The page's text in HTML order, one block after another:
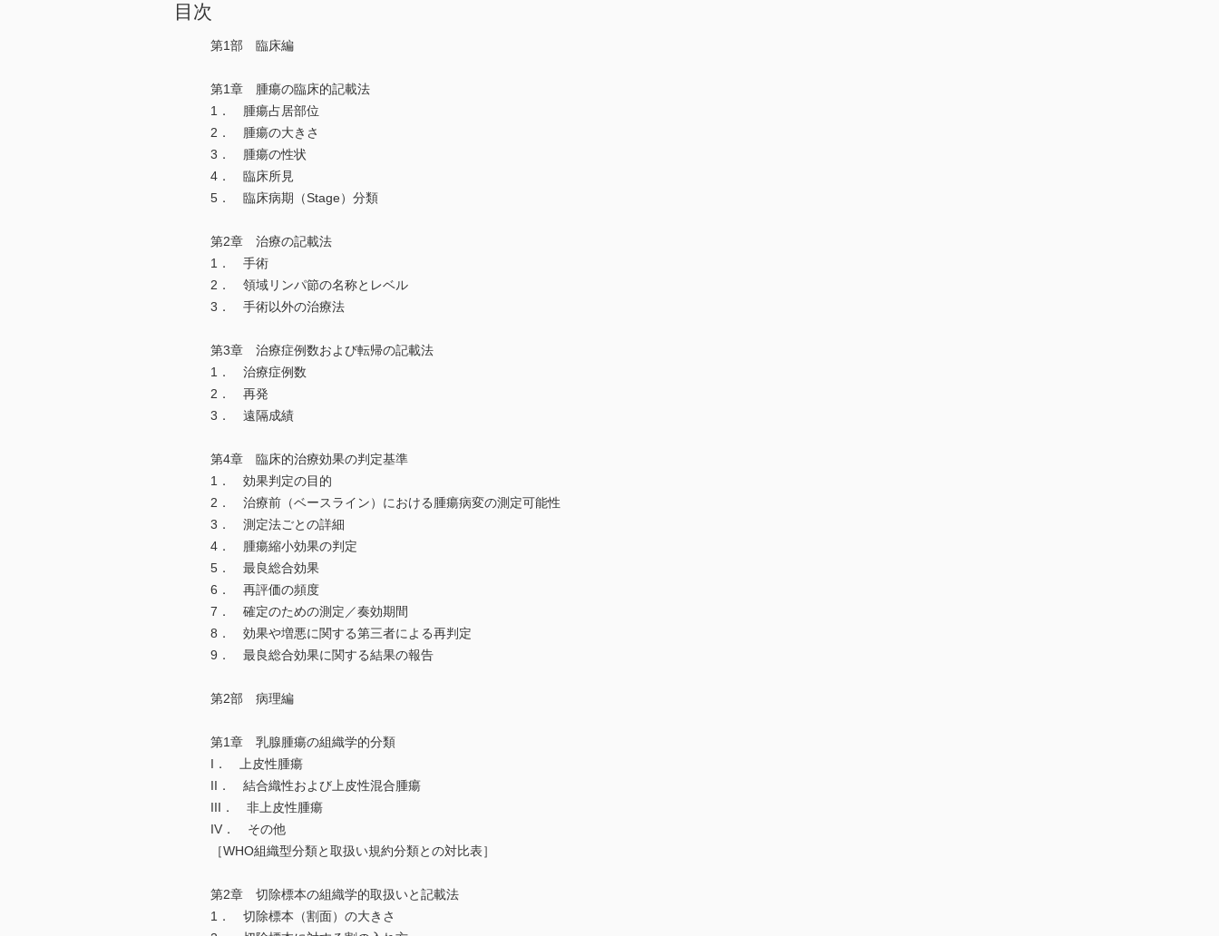
目次
第1部 臨床編
第1章 腫瘍の臨床的記載法
1． 腫瘍占居部位
2． 腫瘍の大きさ
3． 腫瘍の性状
4． 臨床所見
5． 臨床病期（Stage）分類
第2章 治療の記載法
1． 手術
2． 領域リンパ節の名称とレベル
3． 手術以外の治療法
第3章 治療症例数および転帰の記載法
1． 治療症例数
2． 再発
3． 遠隔成績
第4章 臨床的治療効果の判定基準
1． 効果判定の目的
2． 治療前（ベースライン）における腫瘍病変の測定可能性
3． 測定法ごとの詳細
4． 腫瘍縮小効果の判定
5． 最良総合効果
6． 再評価の頻度
7． 確定のための測定／奏効期間
8． 効果や増悪に関する第三者による再判定
9． 最良総合効果に関する結果の報告
第2部 病理編
第1章 乳腺腫瘍の組織学的分類
I． 上皮性腫瘍
II． 結合織性および上皮性混合腫瘍
III． 非上皮性腫瘍
IV． その他
［WHO組織型分類と取扱い規約分類との対比表］
第2章 切除標本の組織学的取扱いと記載法
1． 切除標本（割面）の大きさ